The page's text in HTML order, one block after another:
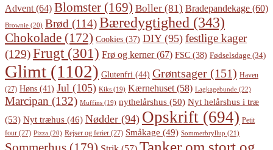
Advent (64) Blomster (169) Boller (81) Bradepandekage (60)
Brownie (20) Brød (114)Bæredygtighed (343)
Chokolade (172) Cookies (37) DIY(95) festlige kager
(129)Frugt(301) Frø og kerner(67) FSC (38) Fødselsdage (34)
Glimt (1102) Glutenfri (44) Grøntsager (151) Haven
(27) Høns (41) Jul (105) Kiks (19) Kærnehuset (58) Lagkagebunde (22)
Marcipan (132) Muffins (19) nythelårshus (50) Nyt helårshus i træ
(53) Nyt træhus (46) Nødder (94) Opskrift (694) Petit
four (27) Pizza (20) Rejser og ferier (27) Småkage (49) Sommerbryllup (21)